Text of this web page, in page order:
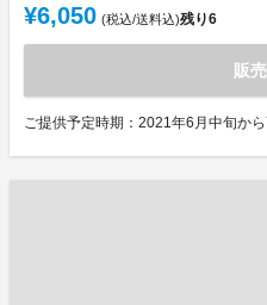
¥6,050 (税込/送料込)残り6
販
ご提供予定時期：2021年6月中旬か